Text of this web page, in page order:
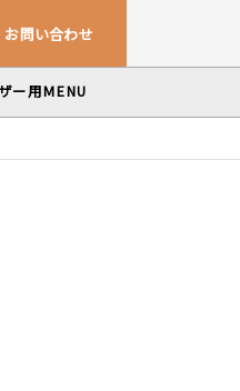
お問い合わせ
ブル
ス用品
テゴリーから
ー用MENU